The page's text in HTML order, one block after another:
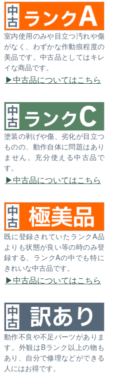
室内使用のみや目立つ汚れや傷
がなく、わずかな作動痕程度の
美品です。中古品としてはキレ
イな商品です。
中古品についてはこちら
塗装の剥げや傷、劣化が目立つ
ものの、動作自体に問題はあり
ません。充分使える中古品で
す。
中古品についてはこちら
既に登録されていたランクA品
よりも状態が良い等の時のみ登
録する、ランクAの中でも特に
きれいな中古品です。
中古品についてはこちら
動作不良や不足パーツがありま
す。外観はBランク以上の物も
あり、自分で修理などができる
人にはお得です。